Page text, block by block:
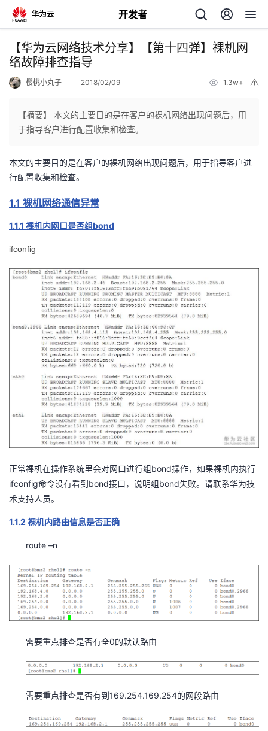
开发者
返
回
人
主
页
我
的
开
动
关
注
我
的
发
者
我
的
我
我
Programs
的
支
我
的
技
我
的
【华为云网络技术分享】【第十四弹】裸机网
络故障排查指导
樱桃小丸子 2018/02/09 1.3w+
【摘要】 本文的主要目的是在客户的裸机网络出现问题后，用
于指导客户进行配置收集和检查。
本文的主要目的是在客户的裸机网络出现问题后，用于指导客户进
行配置收集和检查。
1.1 裸机网络通信异常
1.1.1 裸机内网口是否组bond
ifconfig
正常裸机在操作系统里会对网口进行组 bond操作，如果裸机内执行
ifconfig命令没有看到 bond接口，说明组 bond失败。请联系华为技
术支持人员。
1.1.2 裸机内路由信息是否正确
route –n
需要重点排查是否有全0的默认路由
需要重点排查是否有到 169.254.169.254的网段路由